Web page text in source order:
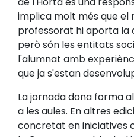
implica molt més que el
professorat hi aporta la
però són les entitats
l'alumnat amb
que ja s'estan
La jornada dona forma
a les aules. En altres
concretat en iniciatives